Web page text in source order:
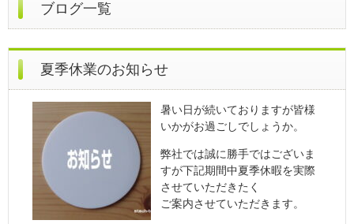
ブログ一覧
夏季休業のお知らせ
暑い日が続いておりますが皆様
いかがお過ごしでしょうか。
弊社では誠に勝手ではございま
すが下記期間中夏季休暇を実際
させていただきたく
ご案内させていただきます。